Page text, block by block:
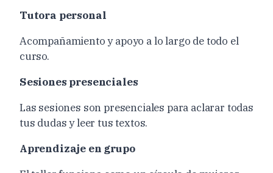
Tutora personal
Acompañamiento y apoyo a lo largo de todo el
curso.
Sesiones presenciales
Las sesiones son presenciales para aclarar todas
tus dudas y leer tus textos.
Aprendizaje en grupo